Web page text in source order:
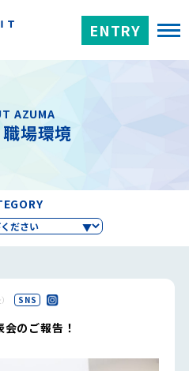
ENTRY
AZUMA
場環境
SNS
のご報告！